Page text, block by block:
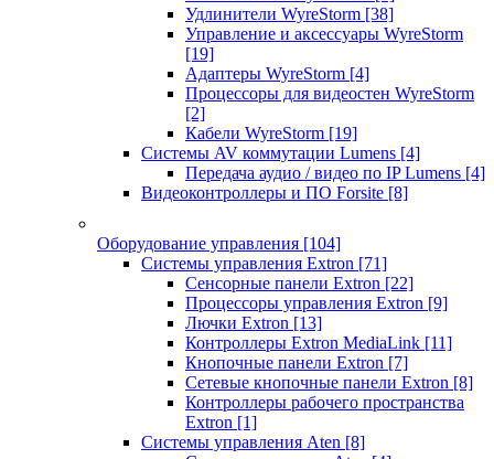
Удлинители WyreStorm [38]
Управление и аксессуары WyreStorm
[19]
Адаптеры WyreStorm [4]
Процессоры для видеостен WyreStorm
[2]
Кабели WyreStorm [19]
Системы AV коммутации Lumens [4]
Передача аудио / видео по IP Lumens [4]
Видеоконтроллеры и ПО Forsite [8]
Оборудование управления [104]
Системы управления Extron [71]
Сенсорные панели Extron [22]
Процессоры управления Extron [9]
Лючки Extron [13]
Контроллеры Extron MediaLink [11]
Кнопочные панели Extron [7]
Сетевые кнопочные панели Extron [8]
Контроллеры рабочего пространства
Extron [1]
Системы управления Aten [8]